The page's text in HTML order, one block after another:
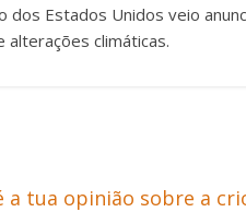
Estados Unidos veio
alterações climáticas.
a tua opinião sobre a